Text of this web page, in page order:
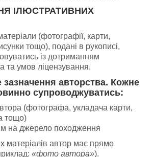
ІЛЮСТРАТИВНИХ
(фотографії, карти,
тощо), подані в рукописі,
із дотриманням
та умов ліцензування.
зазначення авторства. Кожне
супроводжуватись:
(фотографа, укладача карти,
тощо)
на джерело походження
матеріалів автор має прямо
«фото автора»).